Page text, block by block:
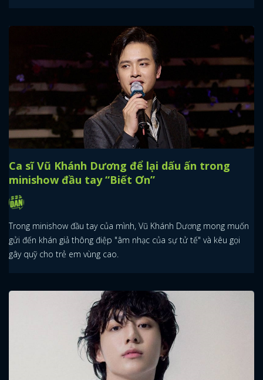
Ca sĩ Vũ Khánh Dương để lại dấu ấn trong
minishow đầu tay “Biết Ơn”
Trong minishow đầu tay của mình, Vũ Khánh Dương mong muốn
gửi đến khán giả thông điệp "âm nhạc của sự tử tế" và kêu gọi
gây quỹ cho trẻ em vùng cao.